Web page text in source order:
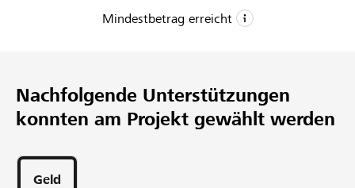
Mindestbetrag erreicht
CHF 10’000
Wunschbetrag
Unterstützungen
Nachfolgende Unterstützungen
konnten am Projekt gewählt werden
Geld